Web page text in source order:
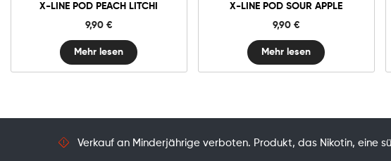
X-LINE POD PEACH LITCHI
9,90 €
Mehr lesen
X-LINE POD SOUR APPLE
9,90 €
Mehr lesen
Verkauf an Minderjährige verboten. Produkt, das Nikotin, eine